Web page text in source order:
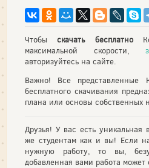
Чтобыскачать бесплатно
максимальной скорости,
авторизуйтесь на сайте.
Важно! Все представленные
бесплатного скачивания
плана или основы собственных
Друзья! У вас есть уникальная
же студентам как и вы! Если
нужную работу, то вы,
добавленная вами работа может